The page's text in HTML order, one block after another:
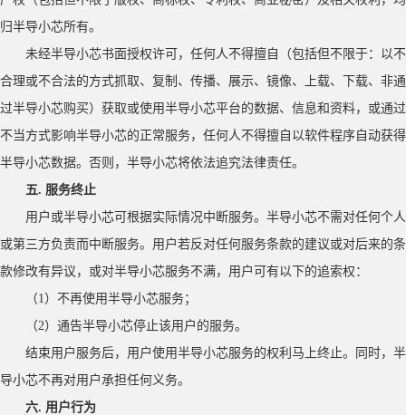
归半导小芯所有。
未经半导小芯书面授权许可，任何人不得擅自（包括但不限于：以不
合理或不合法的方式抓取、复制、传播、展示、镜像、上载、下载、非通
过半导小芯购买）获取或使用半导小芯平台的数据、信息和资料，或通过
不当方式影响半导小芯的正常服务，任何人不得擅自以软件程序自动获得
半导小芯数据。否则，半导小芯将依法追究法律责任。
五. 服务终止
用户或半导小芯可根据实际情况中断服务。半导小芯不需对任何个人
或第三方负责而中断服务。用户若反对任何服务条款的建议或对后来的条
款修改有异议，或对半导小芯服务不满，用户可有以下的追索权：
（1）不再使用半导小芯服务；
（2）通告半导小芯停止该用户的服务。
结束用户服务后，用户使用半导小芯服务的权利马上终止。同时，半
导小芯不再对用户承担任何义务。
六. 用户行为